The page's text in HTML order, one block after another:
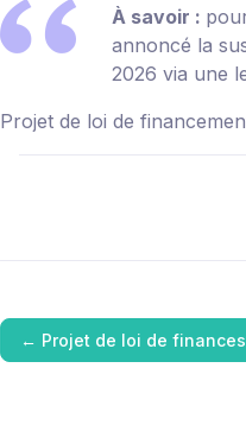
À savoir :
annoncé la
2026 via une
Projet de loi de
← Projet de loi de